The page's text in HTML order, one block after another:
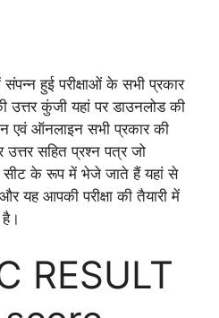
हुई परीक्षाओं के सभी प्रकार
उत्तर कुंजी यहां पर डाउनलोड की
एवं ऑनलाइन सभी प्रकार की
उत्तर सहित प्रश्न पत्र जो
सीट के रूप में भेजे जाते हैं यहां से
यह आपकी परीक्षा की तैयारी में
RESULT